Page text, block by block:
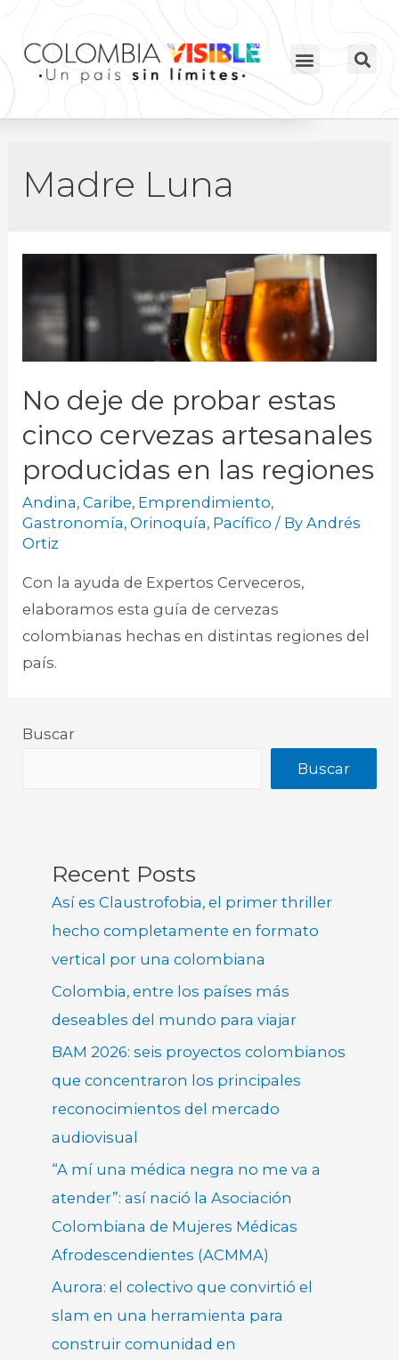
Madre Luna
No deje de probar estas
cinco cervezas artesanales
producidas en las regiones
Andina,Caribe, Emprendimiento,
Gastronomía,Orinoquía, Pacífico / ByAndrés
Ortiz
Con la ayuda de Expertos Cerveceros,
elaboramos esta guía de cervezas
colombianas hechas en distintas regiones del
país.
Buscar
Buscar
Recent Posts
Así es Claustrofobia, el primer thriller
hecho completamente en formato
vertical por una colombiana
Colombia, entre los países más
deseables del mundo para viajar
BAM 2026: seis proyectos colombianos
que concentraron los principales
reconocimientos del mercado
audiovisual
“A mí una médica negra no me va a
atender”: así nació la Asociación
Colombiana de Mujeres Médicas
Afrodescendientes (ACMMA)
Aurora: el colectivo que convirtió el
slam en una herramienta para
construir comunidad en